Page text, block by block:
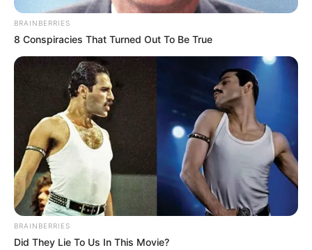
Gesund &
köstlich:
gemüsesuppe
rezept neu
entdeckt!
September 1, 2025 byanna
BRAINBERRIES
8 Conspiracies That Turned Out To Be True
BRAINBERRIES
Did They Lie To Us In This Movie?